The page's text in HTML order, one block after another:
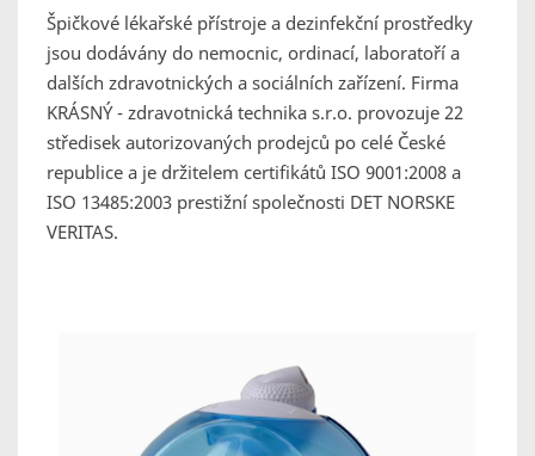
Špičkové lékařské přístroje a dezinfekční prostředky
jsou dodávány do nemocnic, ordinací, laboratoří a
dalších zdravotnických a sociálních zařízení. Firma
KRÁSNÝ - zdravotnická technika s.r.o. provozuje 22
středisek autorizovaných prodejců po celé České
republice a je držitelem certifikátů ISO 9001:2008 a
ISO 13485:2003 prestižní společnosti DET NORSKE
VERITAS.